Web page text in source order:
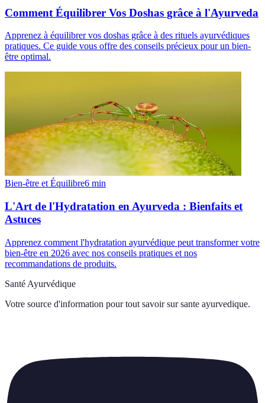
Comment Équilibrer Vos Doshas grâce à l'Ayurveda
Apprenez à équilibrer vos doshas grâce à des rituels ayurvédiques
pratiques. Ce guide vous offre des conseils précieux pour un bien-
être optimal.
Bien-être et Équilibre6 min
L'Art de l'Hydratation en Ayurveda : Bienfaits et
Astuces
Apprenez comment l'hydratation ayurvédique peut transformer votre
bien-être en 2026 avec nos conseils pratiques et nos
recommandations de produits.
Santé Ayurvédique
Votre source d'information pour tout savoir sur sante ayurvedique.